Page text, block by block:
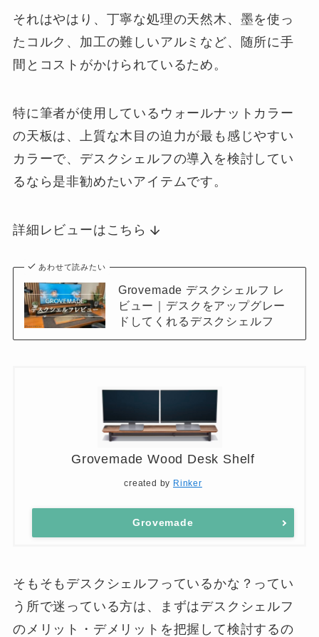
それはやはり、丁寧な処理の天然木、墨を使っ
たコルク、加工の難しいアルミなど、随所に手
間とコストがかけられているため。
特に筆者が使用しているウォールナットカラー
の天板は、上質な木目の迫力が最も感じやすい
カラーで、デスクシェルフの導入を検討してい
るなら是非勧めたいアイテムです。
詳細レビューはこちら
あわせて読みたい
Grovemade デスクシェルフ レ
ビュー｜デスクをアップグレー
ドしてくれるデスクシェルフ
Grovemade Wood Desk Shelf
created by Rinker
Grovemade
そもそもデスクシェルフっているかな？ってい
う所で迷っている方は、まずはデスクシェルフ
のメリット・デメリットを把握して検討するの